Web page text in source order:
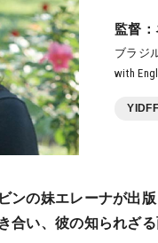
監督
ブラジ
with
ンの妹エレーナが出
合い、彼の知られざ